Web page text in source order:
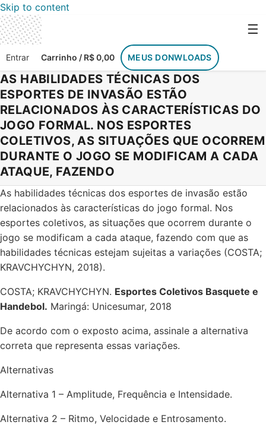
Skip to content
☰
Entrar Carrinho / R$ 0,00 MEUS DONWLOADS
AS HABILIDADES TÉCNICAS DOS
ESPORTES DE INVASÃO ESTÃO
RELACIONADOS ÀS CARACTERÍSTICAS DO
JOGO FORMAL. NOS ESPORTES
COLETIVOS, AS SITUAÇÕES QUE OCORREM
DURANTE O JOGO SE MODIFICAM A CADA
ATAQUE, FAZENDO
As habilidades técnicas dos esportes de invasão estão
relacionados às características do jogo formal. Nos
esportes coletivos, as situações que ocorrem durante o
jogo se modificam a cada ataque, fazendo com que as
habilidades técnicas estejam sujeitas a variações (COSTA;
KRAVCHYCHYN, 2018).
COSTA; KRAVCHYCHYN. Esportes Coletivos Basquete e
Handebol. Maringá: Unicesumar, 2018
De acordo com o exposto acima, assinale a alternativa
correta que representa essas variações.
Alternativas
Alternativa 1 – Amplitude, Frequência e Intensidade.
Alternativa 2 – Ritmo, Velocidade e Entrosamento.